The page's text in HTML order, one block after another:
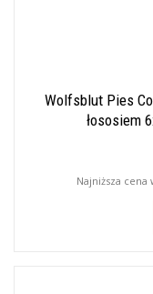
Wolfsblut Pies
łososiem
Najniższa